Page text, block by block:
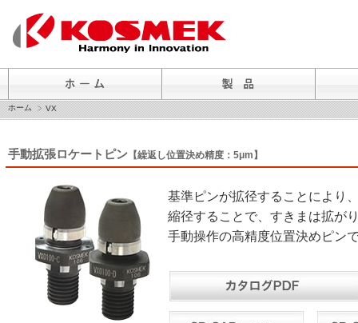
ホーム VX
手動拡張ロケートピン 【繰返し位置決め精度：5μm】
基準ピンが拡径することにより
縮径することで、すきまは拡が
手動操作の高精度位置決めピン